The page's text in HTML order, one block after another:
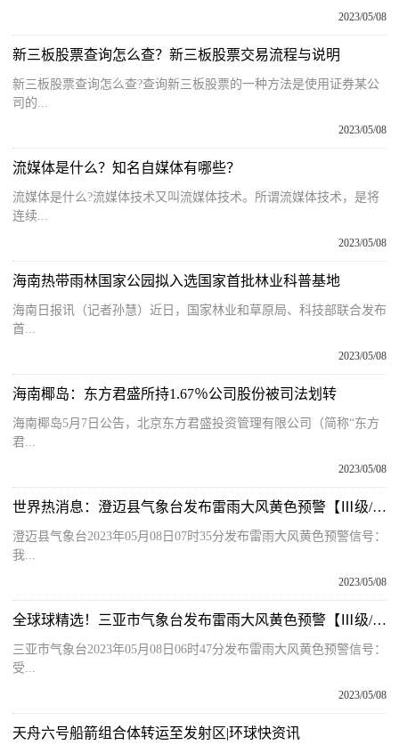
2023/05/08
新三板股票查询怎么查？新三板股票交易流程与说明
新三板股票查询怎么查?查询新三板股票的一种方法是使用证券某公
司的...
2023/05/08
流媒体是什么？知名自媒体有哪些？
流媒体是什么?流媒体技术又叫流媒体技术。所谓流媒体技术，是将
连续...
2023/05/08
海南热带雨林国家公园拟入选国家首批林业科普基地
海南日报讯（记者孙慧）近日，国家林业和草原局、科技部联合发布
首...
2023/05/08
海南椰岛：东方君盛所持1.67％公司股份被司法划转
海南椰岛5月7日公告，北京东方君盛投资管理有限公司（简称“东方
君...
2023/05/08
世界热消息：澄迈县气象台发布雷雨大风黄色预警【Ⅲ级/较重】【2023-05-08】
澄迈县气象台2023年05月08日07时35分发布雷雨大风黄色预警信号：
我...
2023/05/08
全球球精选！三亚市气象台发布雷雨大风黄色预警【Ⅲ级/较重】【2023-05-08】
三亚市气象台2023年05月08日06时47分发布雷雨大风黄色预警信号：
受...
2023/05/08
天舟六号船箭组合体转运至发射区|环球快资讯